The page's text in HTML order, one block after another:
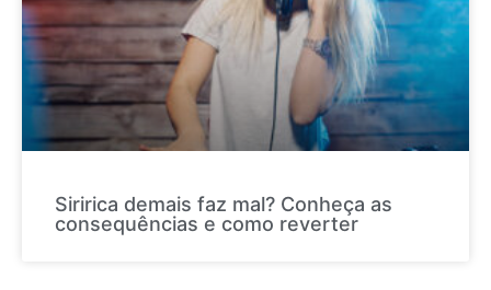
Siririca demais faz mal? Conheça as
consequências e como reverter